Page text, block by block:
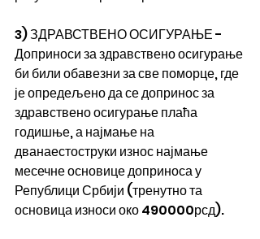
3) ЗДРАВСТВЕНО ОСИГУРАЊЕ -
Доприноси за здравствено осигурање
би били обавезни за све поморце, где
је опредељено да се допринос за
здравствено осигурање плаћа
годишње, а најмање на
дванаестоструки износ најмање
месечне основице доприноса у
Републици Србији (тренутно та
основица износи око 490000рсд).